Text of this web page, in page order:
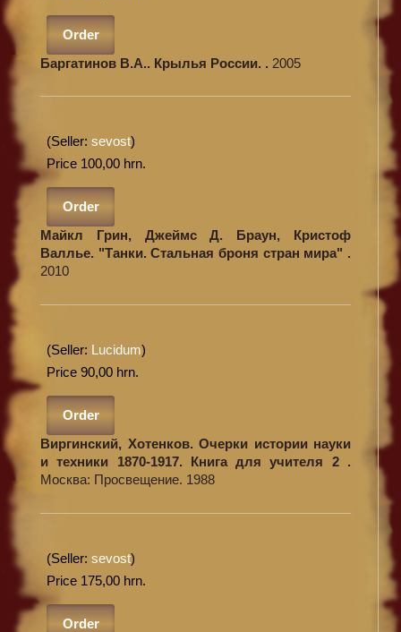
Order
Баргатинов В.А.. Крылья России. . 2005
(Seller: sevost)
Price 100,00 hrn.
Order
Майкл Грин, Джеймс Д. Браун, Кристоф
Валлье. "Танки. Стальная броня стран мира" .
2010
(Seller: Lucidum)
Price 90,00 hrn.
Order
Виргинский, Хотенков. Очерки истории науки
и техники 1870-1917. Книга для учителя 2 .
Москва: Просвещение. 1988
(Seller: sevost)
Price 175,00 hrn.
Order